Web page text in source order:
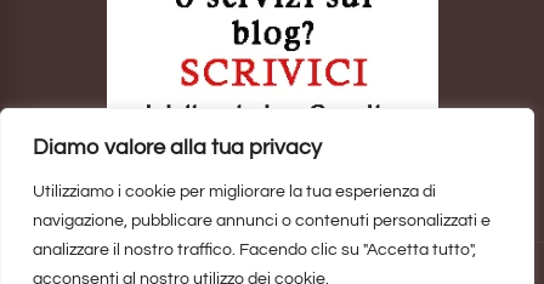
Diamo valore alla tua privacy
Utilizziamo i cookie per migliorare la tua esperienza di
navigazione, pubblicare annunci o contenuti personalizzati e
analizzare il nostro traffico. Facendo clic su "Accetta tutto",
acconsenti al nostro utilizzo dei cookie.